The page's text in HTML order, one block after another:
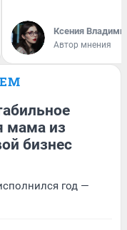
Ксения
Автор мнения
мама из
бизнес
год —